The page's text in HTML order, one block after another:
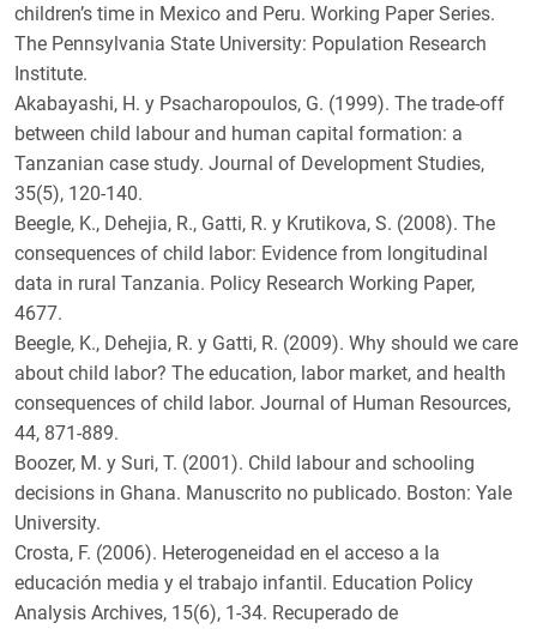
children’s time in Mexico and Peru. Working Paper Series.
The Pennsylvania State University: Population Research
Institute.
Akabayashi, H. y Psacharopoulos, G. (1999). The trade-off
between child labour and human capital formation: a
Tanzanian case study. Journal of Development Studies,
35(5), 120-140.
Beegle, K., Dehejia, R., Gatti, R. y Krutikova, S. (2008). The
consequences of child labor: Evidence from longitudinal
data in rural Tanzania. Policy Research Working Paper,
4677.
Beegle, K., Dehejia, R. y Gatti, R. (2009). Why should we care
about child labor? The education, labor market, and health
consequences of child labor. Journal of Human Resources,
44, 871-889.
Boozer, M. y Suri, T. (2001). Child labour and schooling
decisions in Ghana. Manuscrito no publicado. Boston: Yale
University.
Crosta, F. (2006). Heterogeneidad en el acceso a la
educación media y el trabajo infantil. Education Policy
Analysis Archives, 15(6), 1-34. Recuperado de